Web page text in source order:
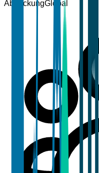
AbdeckungGlobal